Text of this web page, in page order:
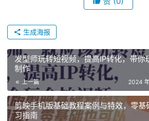
生成海报
发型师玩转短视频，提高IP转化，带你
制作
上一篇 2024
剪映手机版基础教程案例与特效，零基
习指南